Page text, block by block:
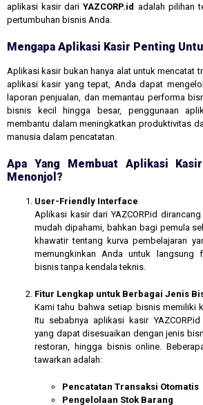
aplikasi kasir dariYAZCORP.id adalah pilihan
pertumbuhan bisnis Anda.
Mengapa Aplikasi Kasir Penting
Aplikasi kasir bukan hanya alat untuk mencatat
aplikasi kasir yang tepat, Anda dapat
laporan penjualan, dan memantau performa
bisnis kecil hingga besar, penggunaan
membantu dalam meningkatkan produktivitas
manusia dalam pencatatan.
Apa Yang Membuat Aplikasi Kasir
Menonjol?
User-Friendly Interface
Aplikasi kasir dari YAZCORP.id
mudah dipahami, bahkan bagi pemula
khawatir tentang kurva pembelajaran
memungkinkan Anda untuk langsung
bisnis tanpa kendala teknis.
Fitur Lengkap untuk Berbagai Jenis
Kami tahu bahwa setiap bisnis memiliki
Itu sebabnya aplikasi kasir
yang dapat disesuaikan dengan jenis
restoran, hingga bisnis online.
tawarkan adalah:
Pencatatan Transaksi Otomatis
Pengelolaan Stok Barang